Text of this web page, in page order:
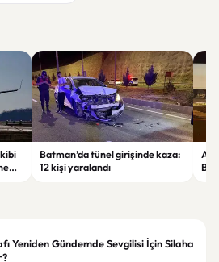
Batman’da tünel girişinde kaza:
12 kişi yaralandı
Yeniden Gündemde Sevgilisi İçin Silaha